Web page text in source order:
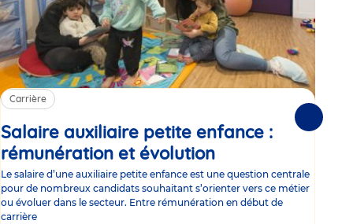
Carrière
Salaire auxiliaire petite enfance :
rémunération et évolution
Le salaire d’une auxiliaire petite enfance est une question centrale
pour de nombreux candidats souhaitant s’orienter vers ce métier
ou évoluer dans le secteur. Entre rémunération en début de
carrière